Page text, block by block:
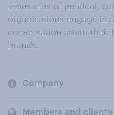
thousands of political,
organisations engage in
conversation about their
brands.
Company
Members and clients